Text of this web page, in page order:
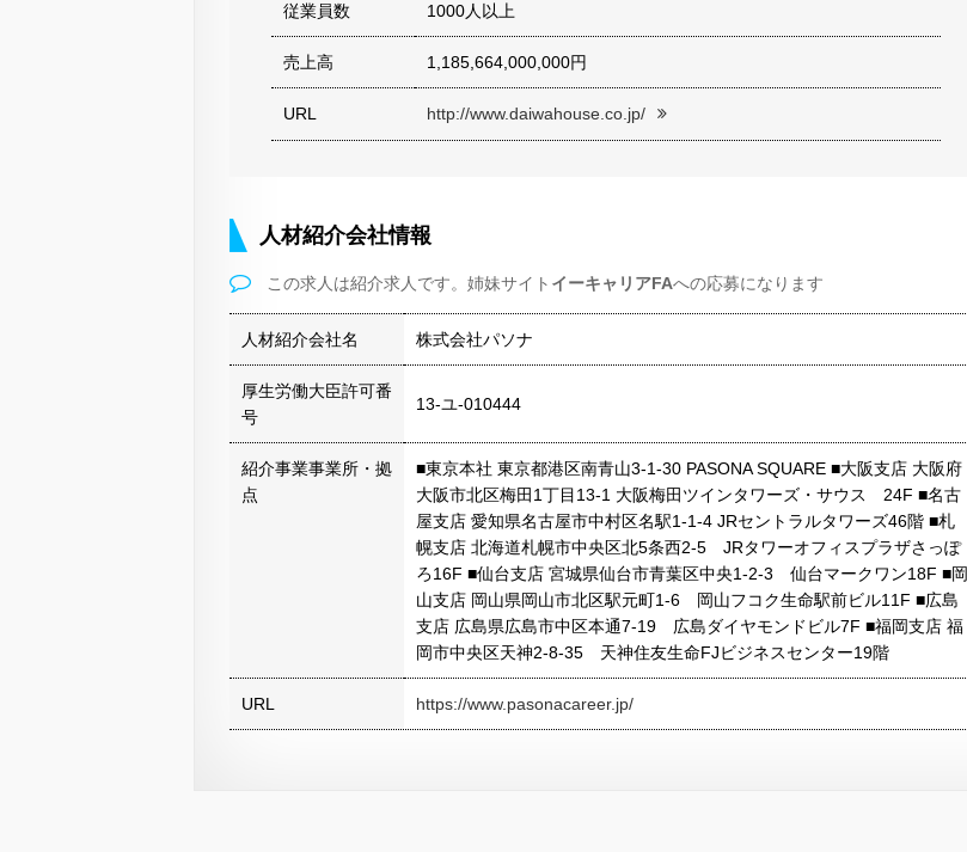
従業員数 1000人以上
売上高 1,185,664,000,000円
URL http://www.daiwahouse.co.jp/
人材紹介会社情報
この求人は紹介求人です。姉妹サイト イーキャリアFAへの応募になります
人材紹介会社名 株式会社パソナ
厚生労働大臣許可番
号
13-ユ-010444
紹介事業事業所・拠
点
■東京本社 東京都港区南青山3-1-30 PASONA SQUARE ■大阪支店 大阪府
大阪市北区梅田1丁目13-1 大阪梅田ツインタワーズ・サウス 24F ■名古
屋支店 愛知県名古屋市中村区名駅1-1-4 JRセントラルタワーズ46階 ■札
幌支店 北海道札幌市中央区北5条西2-5 JRタワーオフィスプラザさっぽ
ろ16F ■仙台支店 宮城県仙台市青葉区中央1-2-3 仙台マークワン18F ■岡
山支店 岡山県岡山市北区駅元町1-6 岡山フコク生命駅前ビル11F ■広島
支店 広島県広島市中区本通7-19 広島ダイヤモンドビル7F ■福岡支店 福
岡市中央区天神2-8-35 天神住友生命FJビジネスセンター19階
URL https://www.pasonacareer.jp/